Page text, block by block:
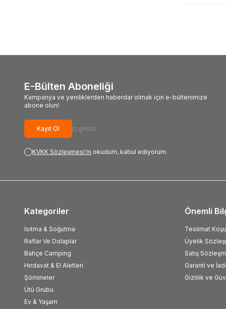
E-Bülten Aboneliği
Kampanya ve yeniliklerden haberdar olmak için e-bültenimize
abone olun!
Kayıt Ol
KVKK Sözleşmesi'ni okudum, kabul ediyorum.
Kategoriler
Isıtma & Soğutma
Raflar Ve Dolaplar
Bahçe Camping
Hırdavat & El Aletleri
Şömineler
Ütü Grubu
Ev & Yaşam
Önemli
Teslimat
Üyelik
Satış
Garanti ve
Gizlilik ve